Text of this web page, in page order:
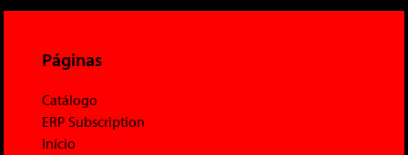
Páginas
Catálogo
ERP Subscription
Início